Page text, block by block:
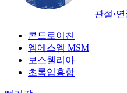
관절·
콘드로이친
엠에스엠 MSM
보스웰리아
초록입홍합